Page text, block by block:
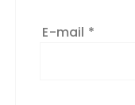
E-mail *